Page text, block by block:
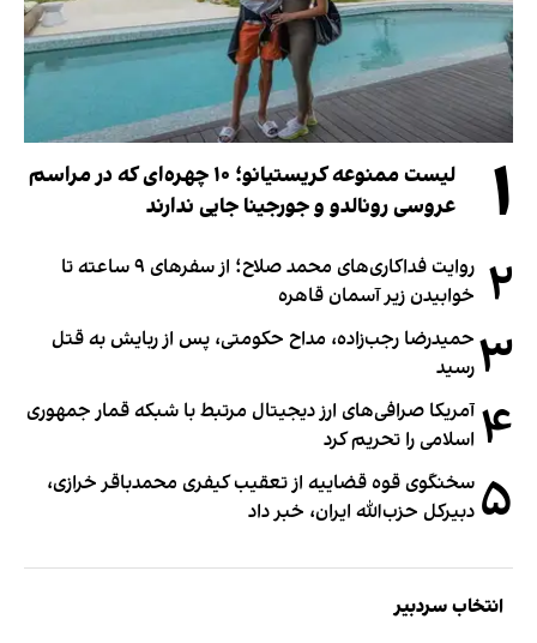
۱
لیست ممنوعه کریستیانو؛ ۱۰ چهره‌ای که در مراسم
عروسی رونالدو و جورجینا جایی ندارند
۲
روایت فداکاری‌های محمد صلاح؛ از سفرهای ۹ ساعته تا
خوابیدن زیر آسمان قاهره
۳ حمیدرضا رجب‌زاده، مداح حکومتی، پس از ربایش به قتل
رسید
۴ آمریکا صرافی‌های ارز دیجیتال مرتبط با شبکه قمار جمهوری
اسلامی را تحریم کرد
۵ سخنگوی قوه قضاییه از تعقیب کیفری محمدباقر خرازی،
دبیر‌کل حزب‌الله ایران، خبر داد
انتخاب سردبیر